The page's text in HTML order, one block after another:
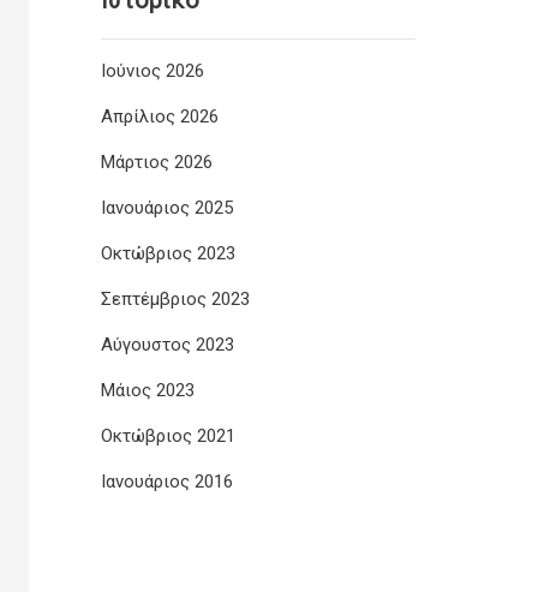
Ιούνιος 2026
Απρίλιος 2026
Μάρτιος 2026
Ιανουάριος 2025
Οκτώβριος 2023
Σεπτέμβριος 2023
Αύγουστος 2023
Μάιος 2023
Οκτώβριος 2021
Ιανουάριος 2016